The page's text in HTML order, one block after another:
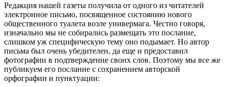
Редакция нашей газеты получила от одного из читателей
электронное письмо, посвященное состоянию нового
общественного туалета возле универмага. Честно говоря,
изначально мы не собирались размещать это послание,
слишком уж специфическую тему оно подымает. Но автор
письма был очень убедителен, да еще и предоставил
фотографии в подтверждение своих слов. Поэтому мы все же
публикуем его послание с сохранением авторской
орфографии и пунктуации: